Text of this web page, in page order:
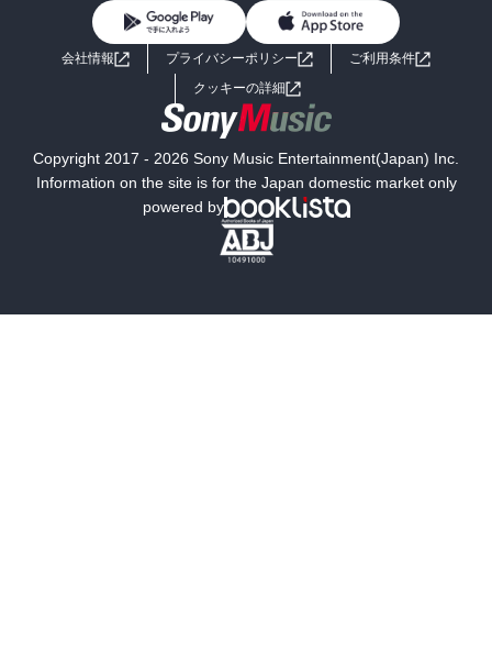
ライトノベル 男子向けラノベ
小説
海外小説
ミステリー SF
文学
よくあるご質問 お問い合わせ
会社情報 プライバシーポリシー
ご利用条件
クッキーの詳細
Copyright 2017 - 2026 Sony Music Entertainment(Japan) Inc.
Information on the site is for the Japan domestic market only
powered by